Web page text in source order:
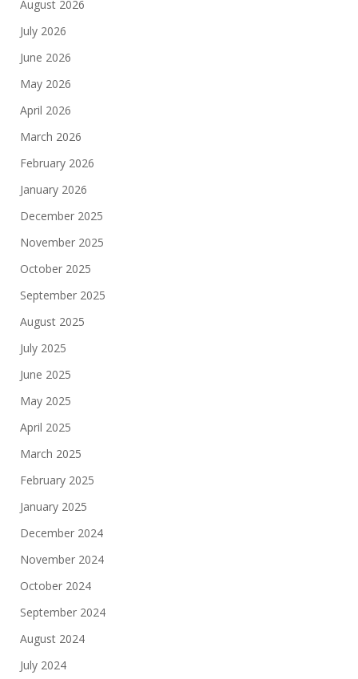
August 2026
July 2026
June 2026
May 2026
April 2026
March 2026
February 2026
January 2026
December 2025
November 2025
October 2025
September 2025
August 2025
July 2025
June 2025
May 2025
April 2025
March 2025
February 2025
January 2025
December 2024
November 2024
October 2024
September 2024
August 2024
July 2024